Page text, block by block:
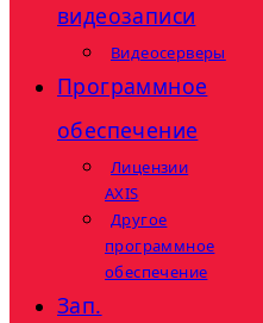
видеозаписи
Видеосерверы
Программное
обеспечение
Лицензии
AXIS
Другое
программное
обеспечение
Зап.